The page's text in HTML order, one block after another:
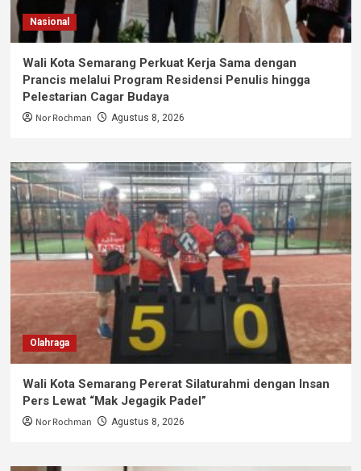
Nasional
Wali Kota Semarang Perkuat Kerja Sama dengan
Prancis melalui Program Residensi Penulis hingga
Pelestarian Cagar Budaya
Nor Rochman Agustus 8, 2026
Olahraga
Wali Kota Semarang Pererat Silaturahmi dengan Insan
Pers Lewat “Mak Jegagik Padel”
Nor Rochman Agustus 8, 2026